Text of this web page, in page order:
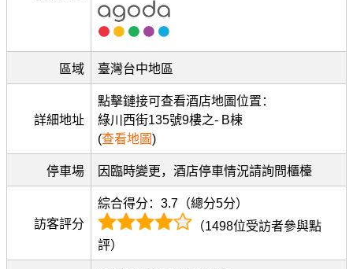
區域 臺灣台中地區
詳細地址
點擊鏈接可查看酒店地圖位置：
綠川西街135號9樓之- B棟
(查看地圖)
停車場 因臨時變更，酒店停車情況請詢問櫃檯
訪客評分
綜合得分：3.7（總分5分）
（1498位受訪者參與點
評）